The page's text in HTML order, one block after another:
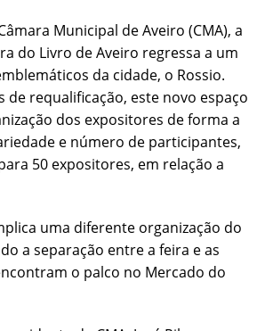
Municipal de Aveiro (CMA), a
do Livro de Aveiro regressa a um
da cidade, o Rossio.
de requalificação, este novo espaço
dos expositores de forma a
e número de participantes,
50 expositores, em relação a
uma diferente organização do
a separação entre a feira e as
o palco no Mercado do